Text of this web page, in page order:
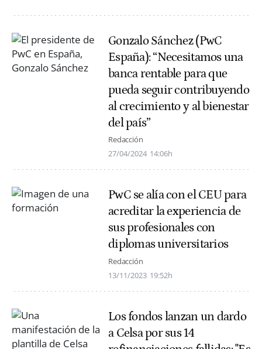
Gonzalo Sánchez (PwC
España): “Necesitamos una
banca rentable para que
pueda seguir contribuyendo
al crecimiento y al bienestar
del país”
Redacción
27/04/2024 14:06h
PwC se alía con el CEU para
acreditar la experiencia de
sus profesionales con
diplomas universitarios
Redacción
13/11/2023 19:52h
Los fondos lanzan un dardo
a Celsa por sus 14